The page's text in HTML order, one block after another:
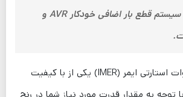
قطع کننده مدار ، سیستم قطع بار اضافی خودکار AVR و
موتور برق ۳ کیلو وات استارتی ایمر (IMER) یکی از با کیفیت
توجه به مقدار قدرت مورد نیاز شما در رنج